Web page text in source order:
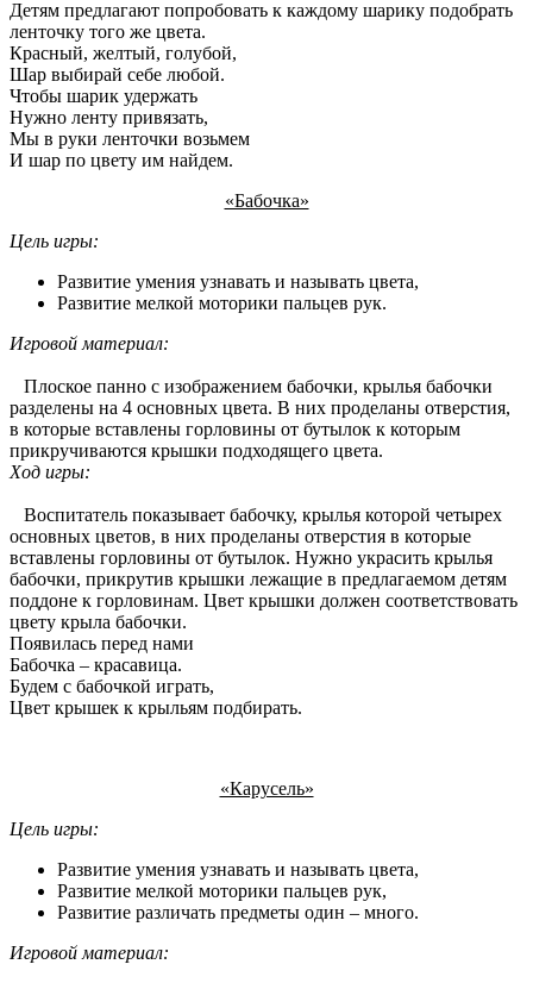
Детям предлагают попробовать к каждому шарику подобрать
ленточку того же цвета.
Красный, желтый, голубой,
Шар выбирай себе любой.
Чтобы шарик удержать
Нужно ленту привязать,
Мы в руки ленточки возьмем
И шар по цвету им найдем.
«Бабочка»
Цель игры:
Развитие умения узнавать и называть цвета,
Развитие мелкой моторики пальцев рук.
Игровой материал:
Плоское панно с изображением бабочки, крылья бабочки
разделены на 4 основных цвета. В них проделаны отверстия,
в которые вставлены горловины от бутылок к которым
прикручиваются крышки подходящего цвета.
Ход игры:
Воспитатель показывает бабочку, крылья которой четырех
основных цветов, в них проделаны отверстия в которые
вставлены горловины от бутылок. Нужно украсить крылья
бабочки, прикрутив крышки лежащие в предлагаемом детям
поддоне к горловинам. Цвет крышки должен соответствовать
цвету крыла бабочки.
Появилась перед нами
Бабочка – красавица.
Будем с бабочкой играть,
Цвет крышек к крыльям подбирать.
«Карусель»
Цель игры:
Развитие умения узнавать и называть цвета,
Развитие мелкой моторики пальцев рук,
Развитие различать предметы один – много.
Игровой материал: